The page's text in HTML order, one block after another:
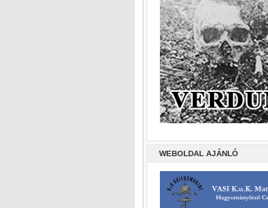
WEBOLDAL AJÁNLÓ